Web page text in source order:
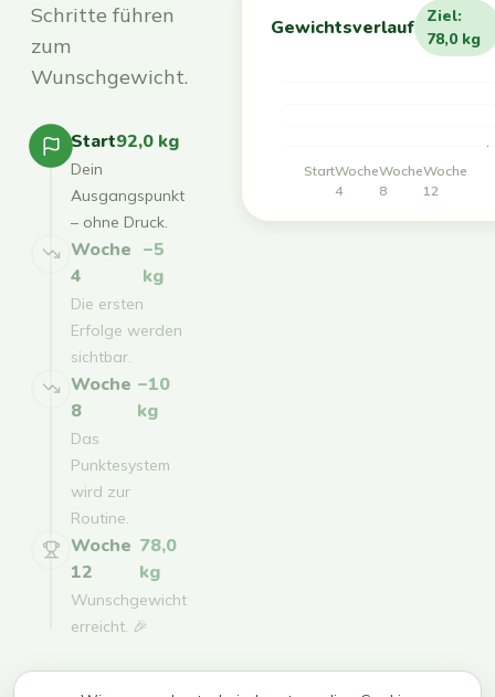
Schritte führen
zum
Wunschgewicht.
Start92,0 kg
Dein
Ausgangspunkt
– ohne Druck.
Woche
4
−5
kg
Die ersten
Erfolge werden
sichtbar.
Woche
8
−10
kg
Das
Punktesystem
wird zur
Routine.
Woche
12
78,0
kg
Wunschgewicht
erreicht. 🎉
Gewichtsverlauf
Ziel:
78,0 kg
StartWoche
4
Woche
8
Woche
12